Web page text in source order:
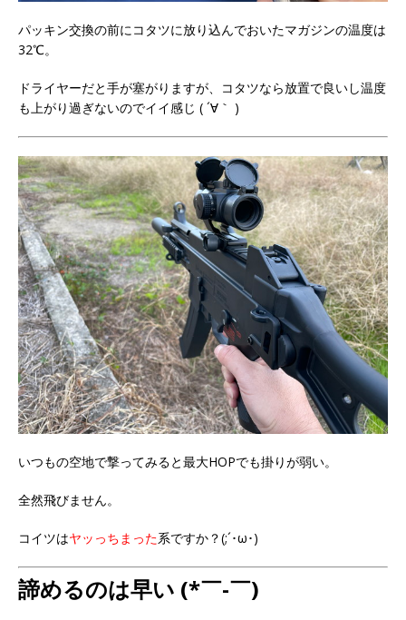
パッキン交換の前にコタツに放り込んでおいたマガジンの温度は
32℃。
ドライヤーだと手が塞がりますが、コタツなら放置で良いし温度
も上がり過ぎないのでイイ感じ ( ´∀｀ )
いつもの空地で撃ってみると最大HOPでも掛りが弱い。
全然飛びません。
コイツはヤッっちまった系ですか？(;´･ω･)
諦めるのは早い (*￣-￣)